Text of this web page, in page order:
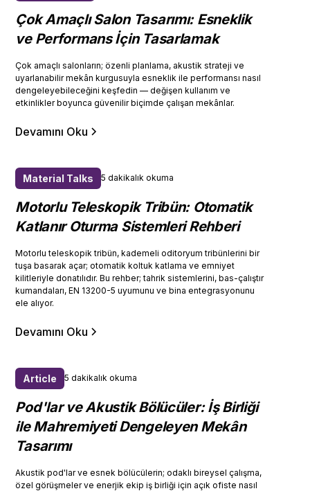
Çok Amaçlı Salon Tasarımı: Esneklik
ve Performans İçin Tasarlamak
Çok amaçlı salonların; özenli planlama, akustik strateji ve
uyarlanabilir mekân kurgusuyla esneklik ile performansı nasıl
dengeleyebileceğini keşfedin — değişen kullanım ve
etkinlikler boyunca güvenilir biçimde çalışan mekânlar.
Devamını Oku
Material Talks 5 dakikalık okuma
Motorlu Teleskopik Tribün: Otomatik
Katlanır Oturma Sistemleri Rehberi
Motorlu teleskopik tribün, kademeli oditoryum tribünlerini bir
tuşa basarak açar; otomatik koltuk katlama ve emniyet
kilitleriyle donatılıdır. Bu rehber; tahrik sistemlerini, bas-çalıştır
kumandaları, EN 13200-5 uyumunu ve bina entegrasyonunu
ele alıyor.
Devamını Oku
Article 5 dakikalık okuma
Pod'lar ve Akustik Bölücüler: İş Birliği
ile Mahremiyeti Dengeleyen Mekân
Tasarımı
Akustik pod'lar ve esnek bölücülerin; odaklı bireysel çalışma,
özel görüşmeler ve enerjik ekip iş birliği için açık ofiste nasıl